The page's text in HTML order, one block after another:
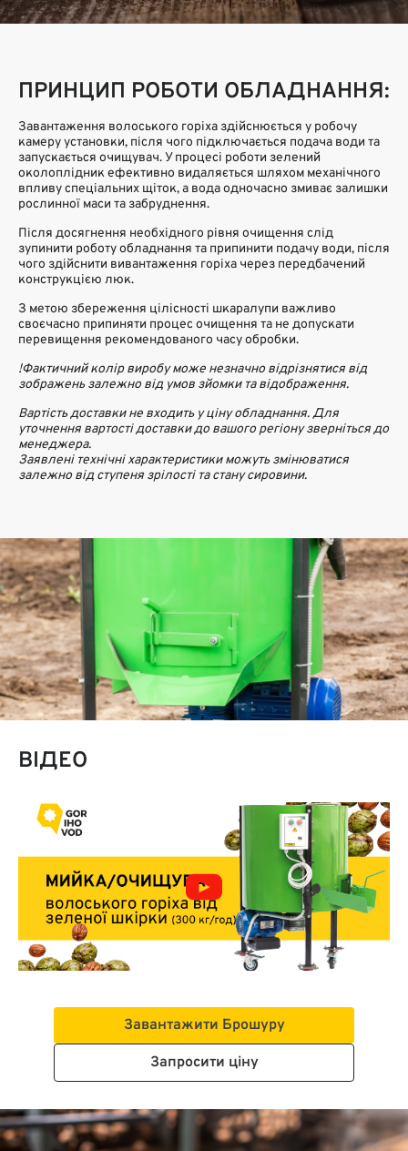
ПРИНЦИП РОБОТИ ОБЛАДНАННЯ:
Завантаження волоського горіха здійснюється у робочу
камеру установки, після чого підключається подача води та
запускається очищувач. У процесі роботи зелений
околоплідник ефективно видаляється шляхом механічного
впливу спеціальних щіток, а вода одночасно змиває залишки
рослинної маси та забруднення.
Після досягнення необхідного рівня очищення слід
зупинити роботу обладнання та припинити подачу води, після
чого здійснити вивантаження горіха через передбачений
конструкцією люк.
З метою збереження цілісності шкаралупи важливо
своєчасно припиняти процес очищення та не допускати
перевищення рекомендованого часу обробки.
!Фактичний колір виробу може незначно відрізнятися від
зображень залежно від умов зйомки та відображення.
Вартість доставки не входить у ціну обладнання. Для
уточнення вартості доставки до вашого регіону зверніться до
менеджера.
Заявлені технічні характеристики можуть змінюватися
залежно від ступеня зрілості та стану сировини.
ВІДЕО
Завантажити Брошуру
Запросити ціну